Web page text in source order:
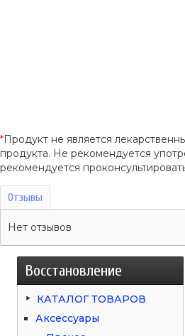
*Продукт не является
продукта. Не рекомендуется
рекомендуется
Отзывы
Нет отзывов
Восстановление
КАТАЛОГ ТОВАРОВ
Аксессуары